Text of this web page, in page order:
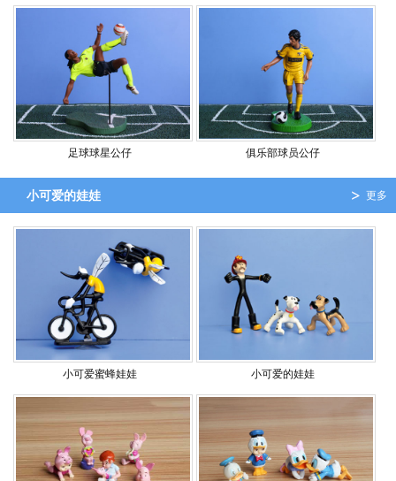
足球球星公仔 俱乐部球员公仔
更多
小可爱的娃娃
小可爱蜜蜂娃娃 小可爱的娃娃